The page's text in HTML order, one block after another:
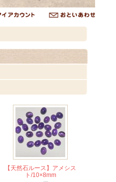
【天然石ルース】アメシス
ト/10×8mm